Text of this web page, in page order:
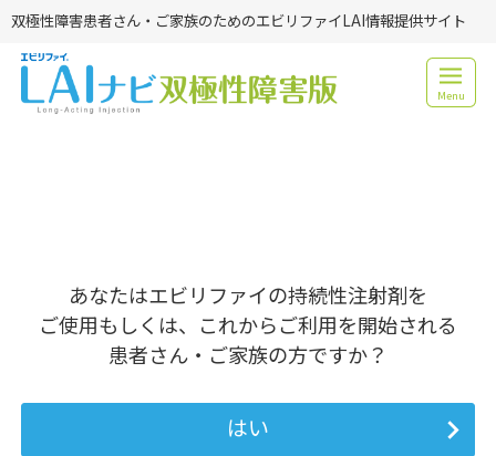
双極性障害患者さん・ご家族のためのエビリファイLAI情報提供サイト
Menu
あなたはエビリファイの持続性注射剤を
ご使用もしくは、これからご利用を開始される
患者さん・ご家族の方ですか？
はい